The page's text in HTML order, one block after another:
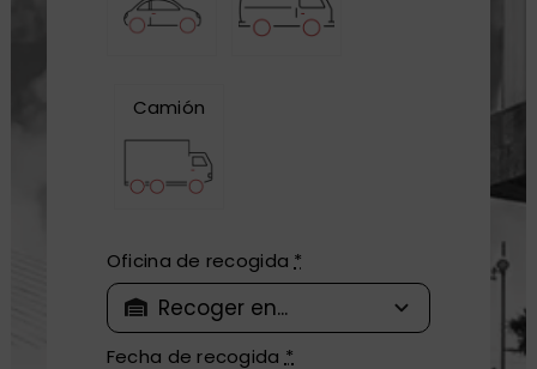
Camión
Oficina de recogida *
Fecha de recogida *